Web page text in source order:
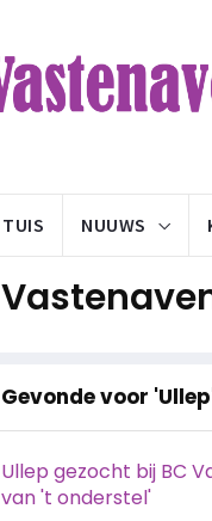
TUIS NUUWS
Gevonde voor
Ullep gezocht bij BC
van 't onderstel'